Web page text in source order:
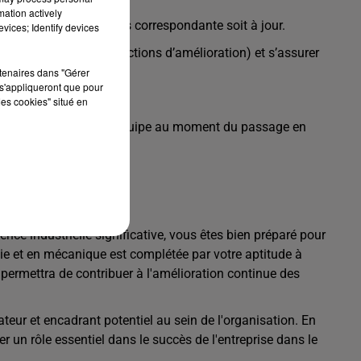
la base de données correspondante soit à jour.
réparation, actions d’amélioration) et s’assurer
panier et prime d’équipe au moment du passage en
industrielle significative, vous êtes bien préparé pour
et en mécanique est complétée par votre aptitude à
de contribuer à l'amélioration continue des
et encadrant potentiel au sein de l'organisation. En
un rôle essentiel dans le succès de l'entreprise dans le
actively
Identify devices
dans "Gérer
que pour
cookies" situé en